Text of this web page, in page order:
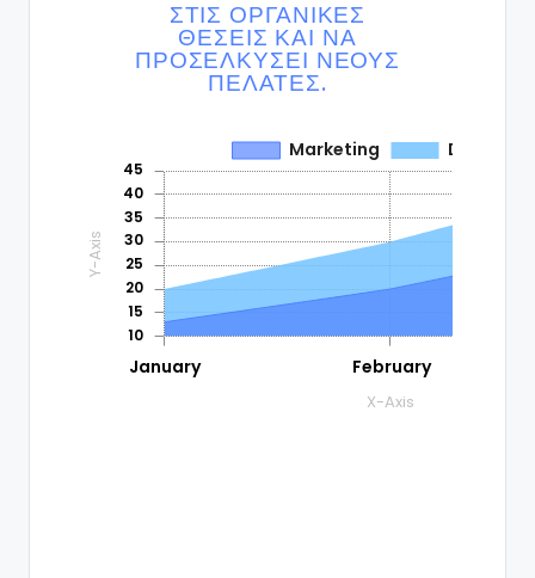
ΣΤΙΣ ΟΡΓΑΝΙΚΈΣ
ΘΈΣΕΙΣ ΚΑΙ ΝΑ
ΠΡΟΣΕΛΚΎΣΕΙ ΝΈΟΥΣ
ΠΕΛΆΤΕΣ.